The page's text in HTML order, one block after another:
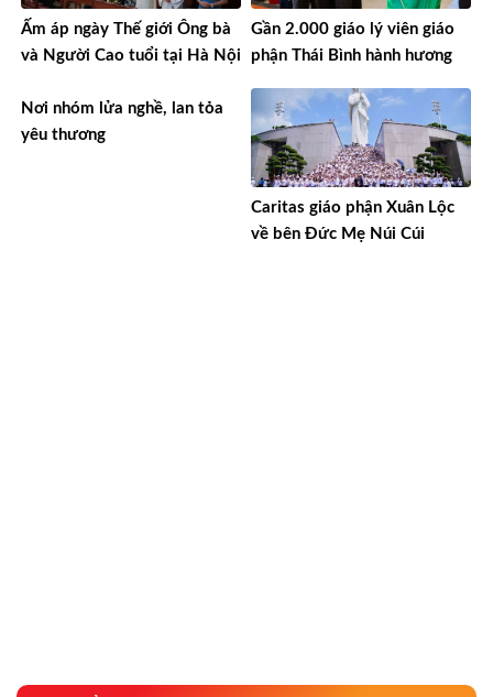
Ấm áp ngày Thế giới Ông bà
và Người Cao tuổi tại Hà Nội
Gần 2.000 giáo lý viên giáo
phận Thái Bình hành hương
Nơi nhóm lửa nghề, lan tỏa
yêu thương
Caritas giáo phận Xuân Lộc
về bên Đức Mẹ Núi Cúi